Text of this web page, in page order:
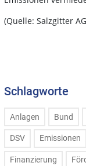
(Quelle: Salzgitter
Schlagworte
Anlagen Bund
DSV Emissionen
Finanzierung